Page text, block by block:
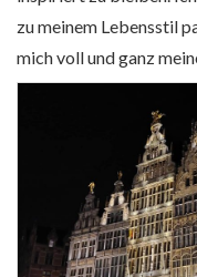
zu meinem Lebensstil
mich voll und ganz